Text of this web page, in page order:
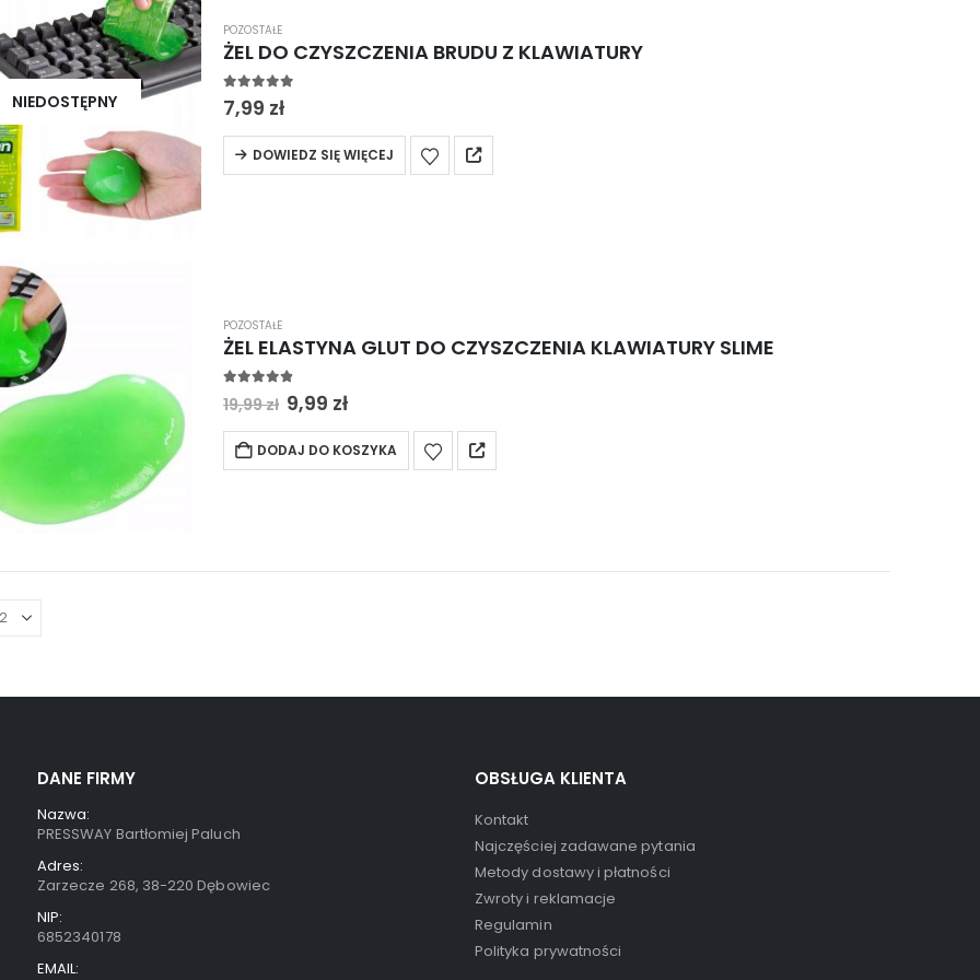
NIEDOSTĘPNY
POZOSTAŁE
ŻEL DO CZYSZCZENIA BRUDU Z KLAWIATURY
5.00out of 5
7,99 zł
DOWIEDZ SIĘ WIĘCEJ
POZOSTAŁE
ŻEL ELASTYNA GLUT DO CZYSZCZENIA KLAWIATURY SLIME
out of 5
19,99zł Pierwotna
cena
wynosiła:
19,99 zł.
9,99 złAktualna
wynosi:
9,99 zł.
DODAJ DO KOSZYKA
DANE FIRMY
Nazwa:
PRESSWAY Bartłomiej Paluch
Adres:
Zarzecze 268, 38-220 Dębowiec
NIP:
6852340178
EMAIL:
OBSŁUGA KLIENTA
Kontakt
Najczęściej zadawane pytania
Metody dostawy i płatności
Zwroty i reklamacje
Regulamin
Polityka prywatności